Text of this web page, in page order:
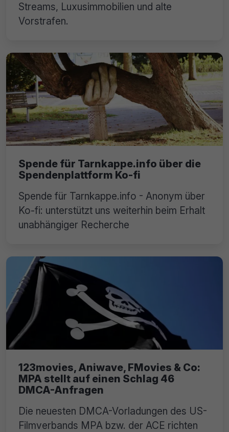
Streams, Luxusimmobilien und alte
Vorstrafen.
Spende für Tarnkappe.info über die
Spendenplattform Ko-fi
Spende für Tarnkappe.info - Anonym über
Ko-fi: unterstützt uns weiterhin beim Erhalt
unabhängiger Recherche
123movies, Aniwave, FMovies & Co:
MPA stellt auf einen Schlag 46
DMCA-Anfragen
Die neuesten DMCA-Vorladungen des US-
Filmverbands MPA bzw. der ACE richten